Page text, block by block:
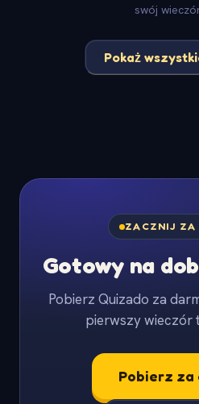
swój
Pokaż
ZACZNIJ ZA
Gotowy na
Pobierz Quizado za
pierwszy wieczór
Pobierz za